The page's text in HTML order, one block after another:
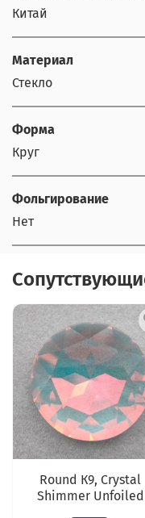
Китай
Материал
Стекло
Форма
Круг
Фольгирование
Нет
Round К9, Crystal
Shimmer Unfoiled